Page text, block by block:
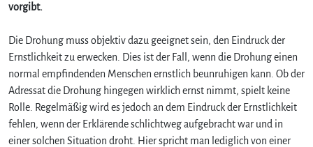
n
g
i
m
R
a
h
vorgibt.
Die Drohung muss objektiv dazu geeignet sein, den Eindruck der
Ernstlichkeit zu erwecken. Dies ist der Fall, wenn die Drohung einen
normal empfindenden Menschen ernstlich beunruhigen kann. Ob der
Adressat die Drohung hingegen wirklich ernst nimmt, spielt keine
Rolle. Regelmäßig wird es jedoch an dem Eindruck der Ernstlichkeit
fehlen, wenn der Erklärende schlichtweg aufgebracht war und in
einer solchen Situation droht. Hier spricht man lediglich von einer